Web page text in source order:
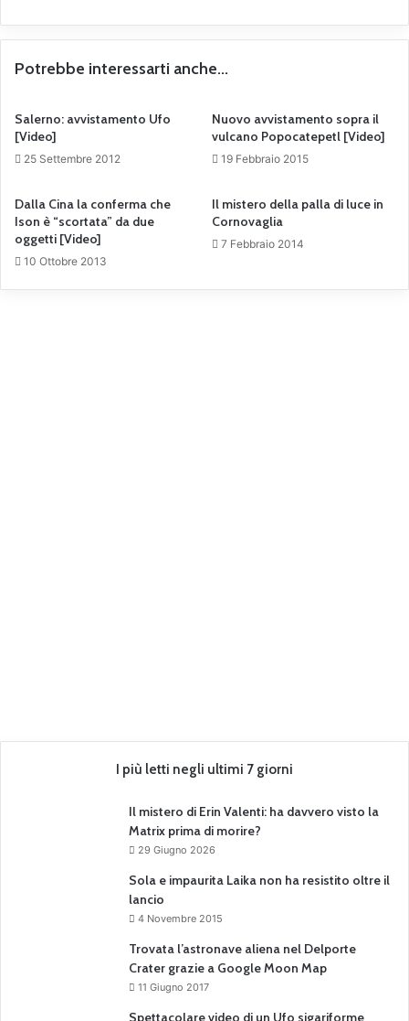
Potrebbe interessarti anche...
Salerno: avvistamento Ufo
[Video]
25 Settembre 2012
Nuovo avvistamento sopra il
vulcano Popocatepetl [Video]
19 Febbraio 2015
Dalla Cina la conferma che
Ison è “scortata” da due
oggetti [Video]
10 Ottobre 2013
Il mistero della palla di luce in
Cornovaglia
7 Febbraio 2014
I più letti negli ultimi 7 giorni
Il mistero di Erin Valenti: ha davvero visto la
Matrix prima di morire?
29 Giugno 2026
Sola e impaurita Laika non ha resistito oltre il
lancio
4 Novembre 2015
Trovata l’astronave aliena nel Delporte
Crater grazie a Google Moon Map
11 Giugno 2017
Spettacolare video di un Ufo sigariforme